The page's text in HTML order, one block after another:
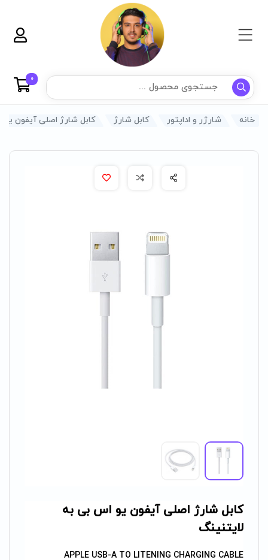
0
خانه شارژر و اداپتور کابل شارژ کابل شارژ اصلی آیفون یو
کابل شارژ اصلی آیفون یو اس بی به
لایتنینگ
APPLE USB-A TO LITENING CHARGING CABLE